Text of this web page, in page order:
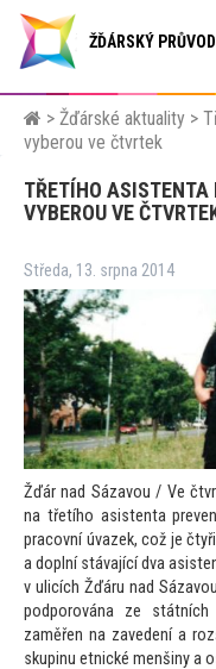
ŽĎÁRSKÝ
> Žďárské aktuality >
vyberou ve čtvrtek
TŘETÍHO
VYBEROU VE
Středa, 13. srpna 2014
Žďár nad Sázavou / Ve
na třetího asistenta
pracovní úvazek, což je
a doplní stávající dva
v ulicích Žďáru nad
podporována ze
zaměřen na zavedení a
skupinu etnické menšiny a